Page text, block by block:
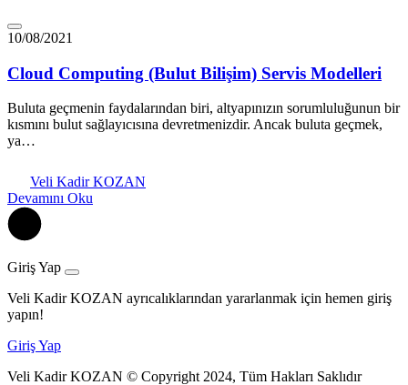
10/08/2021
Cloud Computing (Bulut Bilişim) Servis Modelleri
Buluta geçmenin faydalarından biri, altyapınızın sorumluluğunun bir
kısmını bulut sağlayıcısına devretmenizdir. Ancak buluta geçmek,
ya…
Veli Kadir KOZAN
Devamını Oku
Giriş Yap
Veli Kadir KOZAN ayrıcalıklarından yararlanmak için hemen giriş
yapın!
Giriş Yap
Veli Kadir KOZAN © Copyright 2024, Tüm Hakları Saklıdır